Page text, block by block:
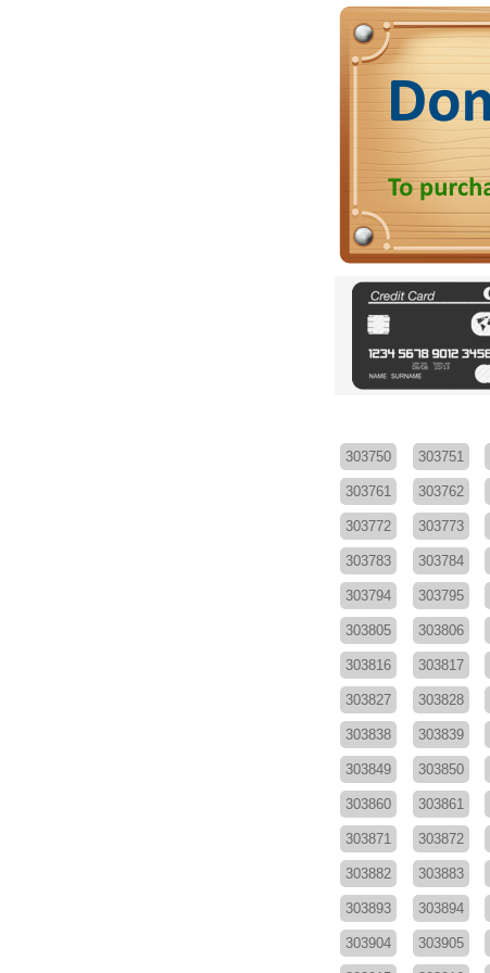
303750 303751
303761 303762
303772 303773
303783 303784
303794 303795
303805 303806
303816 303817
303827 303828
303838 303839
303849 303850
303860 303861
303871 303872
303882 303883
303893 303894
303904 303905